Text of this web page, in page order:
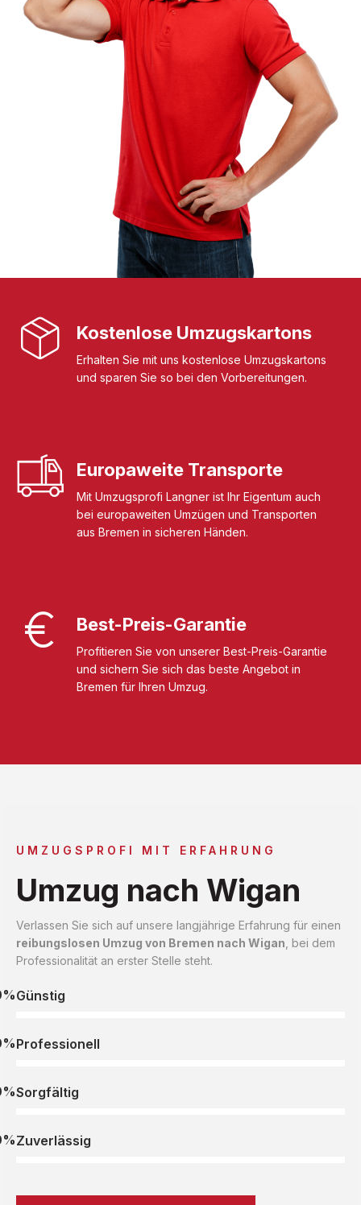
Kostenlose Umzugskartons
Erhalten Sie mit uns kostenlose Umzugskartons
und sparen Sie so bei den Vorbereitungen.
Europaweite Transporte
Mit Umzugsprofi Langner ist Ihr Eigentum auch
bei europaweiten Umzügen und Transporten
aus Bremen in sicheren Händen.
Best-Preis-Garantie
Profitieren Sie von unserer Best-Preis-Garantie
und sichern Sie sich das beste Angebot in
Bremen für Ihren Umzug.
UMZUGSPROFI MIT ERFAHRUNG
Umzug nach Wigan
Verlassen Sie sich auf unsere langjährige Erfahrung für einen
reibungslosen Umzug von Bremen nach Wigan , bei dem
Professionalität an erster Stelle steht.
Günstig
Professionell
Sorgfältig
Zuverlässig